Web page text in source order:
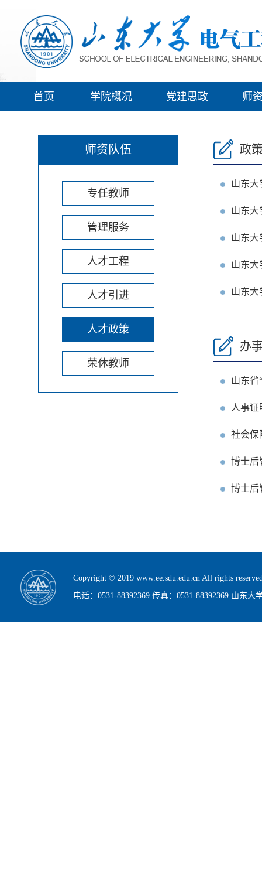
首页 学院概况 党建思政 师
师资队伍
专任教师
管理服务
人才工程
人才引进
人才政策
荣休教师
政
山东大
山东大
山东大
山东大
山东大
办
山东省
人事证
社会保
博士后
博士后
Copyright © 2019 www.ee.sdu.edu.cn All rights
电话：0531-88392369 传真：0531-88392369 山东